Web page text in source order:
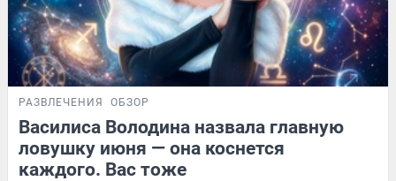
РАЗВЛЕЧЕНИЯ ОБЗОР
Василиса Володина назвала главную
ловушку июня — она коснется
каждого. Вас тоже